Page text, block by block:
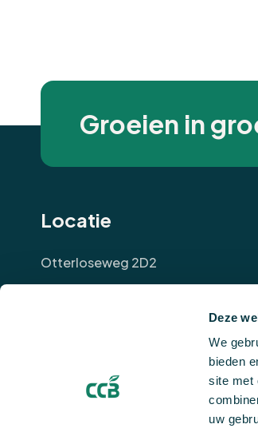
Deze
We
bieden
site met
uw
Groeien in
Locatie
Otterloseweg 2D2